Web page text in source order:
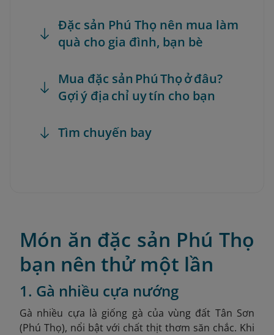
Đặc sản Phú Thọ nên mua làm
quà cho gia đình, bạn bè
Mua đặc sản Phú Thọ ở đâu?
Gợi ý địa chỉ uy tín cho bạn
Tìm chuyến bay
Món ăn đặc sản Phú Thọ
bạn nên thử một lần
1. Gà nhiều cựa nướng
Gà nhiều cựa là giống gà của vùng đất Tân Sơn
(Phú Thọ), nổi bật với chất thịt thơm săn chắc. Khi